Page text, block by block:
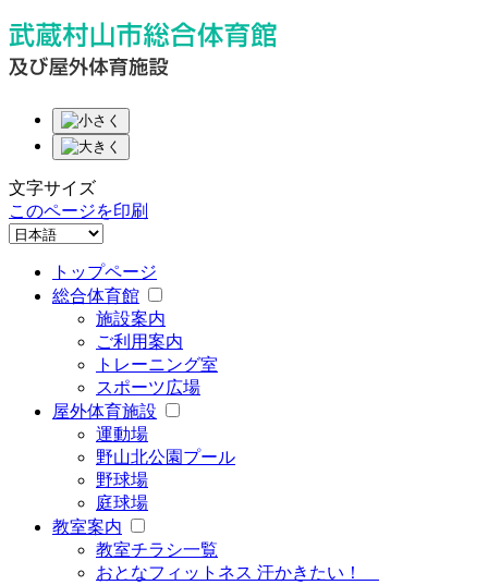
文字サイズ
このページを印刷
トップページ
総合体育館
施設案内
ご利用案内
トレーニング室
スポーツ広場
屋外体育施設
運動場
野山北公園プール
野球場
庭球場
教室案内
教室チラシ一覧
おとなフィットネス 汗かきたい！